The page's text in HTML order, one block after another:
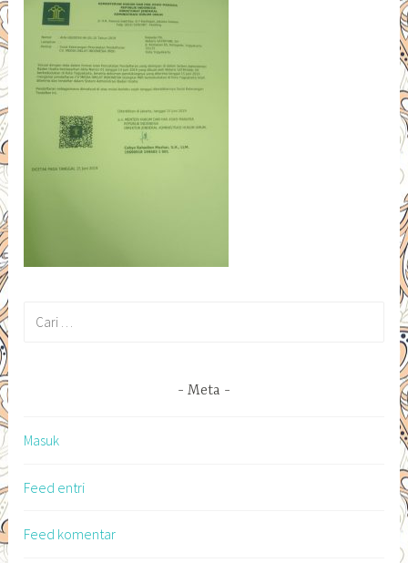
Meta
Masuk
Feed entri
Feed komentar